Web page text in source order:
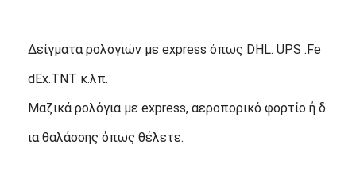
Δείγματα ρολογιών με express όπως DHL. UPS .Fe
dEx.TNT κ.λπ.
Μαζικά ρολόγια με express, αεροπορικό φορτίο ή δ
ια θαλάσσης όπως θέλετε.